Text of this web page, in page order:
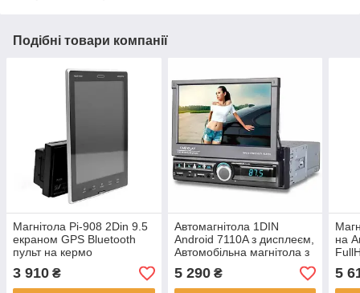
Подібні товари компанії
Магнітола Pi-908 2Din 9.5
екраном GPS Bluetooth
пульт на кермо
3 910 ₴
Автомагнітола 1DIN
Android 7110A з дисплеєм,
Автомобільна магнітола з
екраном 7 дюймів
5 290₴
на
5